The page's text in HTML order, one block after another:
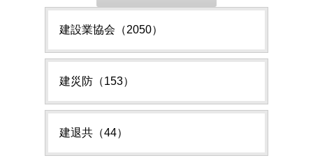
建設業協会（2050）
建災防（153）
建退共（44）